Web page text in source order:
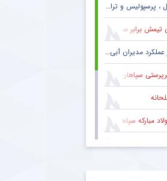
و تراکتور + جزئیات
برابر سالزبورگ
مدیران آبی + جزئیات
سپاهان
مبارکه سپاهان